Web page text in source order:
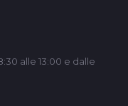
alle 13:00 e dalle